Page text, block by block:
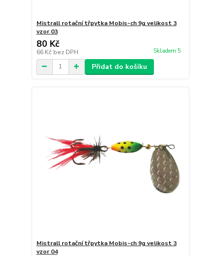
Mistrall rotační třpytka Mobis-ch 9g velikost 3
vzor 03
80 Kč
66 Kč bez DPH Skladem 5
Přidat do košíku
Mistrall rotační třpytka Mobis-ch 9g velikost 3
vzor 04